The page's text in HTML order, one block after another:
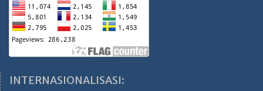
INTERNASIONALISASI: